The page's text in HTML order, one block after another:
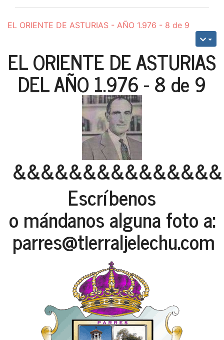
EL ORIENTE DE ASTURIAS - AÑO 1.976 - 8 de 9
EL ORIENTE DE ASTURIAS
DEL AÑO 1.976 - 8 de 9
&&&&&&&&&&&&&&&
Escríbenos
o mándanos alguna foto a:
parres@tierraljelechu.com